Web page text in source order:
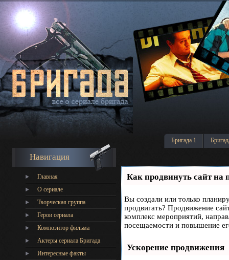
Бригада 1
Навигация
Главная
О сериале
Творческая группа
Герои сериала
Композитор фильма
Актеры сериала Бригада
Интересные факты
Как продвинуть сайт на
Вы создали или только
продвигать? Продвижение
комплекс мероприятий,
посещаемости и повышение
Ускорение продвижения